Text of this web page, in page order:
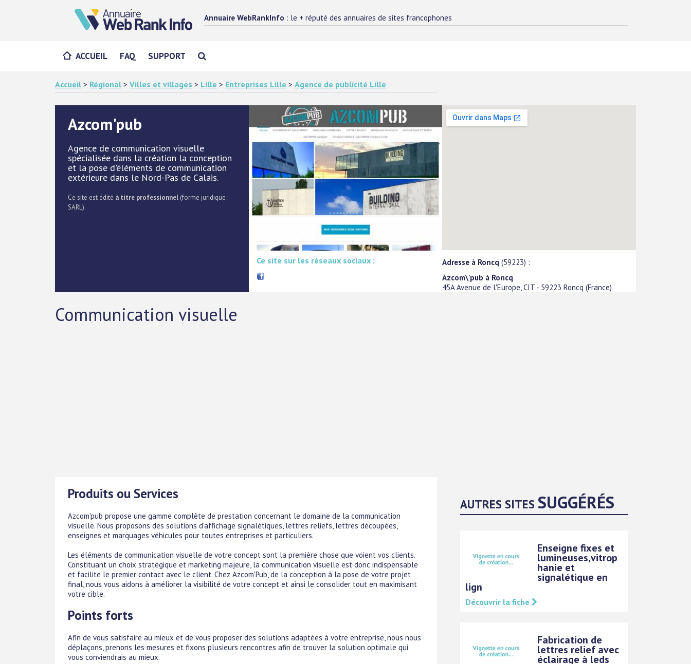
Annuaire WebRankInfo : le + réputé des annuaires de sites francophones
ACCUEIL FAQ SUPPORT
Accueil > Régional > Villes et villages > Lille > Entreprises Lille > Agence de publicité Lille
Azcom'pub
Agence de communication visuelle
spécialisée dans la création la conception
et la pose d'éléments de communication
extérieure dans le Nord-Pas de Calais.
Ce site est édité à titre professionnel (forme juridique :
SARL).
Ce site sur les réseaux sociaux : Adresse à Roncq (59223) :
Azcom\'pub à Roncq
45A Avenue de l'Europe, CIT - 59223 Roncq (France)
Communication visuelle
Produits ou Services
Azcom'pub propose une gamme complète de prestation concernant le domaine de la communication
visuelle. Nous proposons des solutions d'affichage signalétiques, lettres reliefs, lettres découpées,
enseignes et marquages véhicules pour toutes entreprises et particuliers.
Les éléments de communication visuelle de votre concept sont la première chose que voient vos clients.
Constituant un choix stratégique et marketing majeure, la communication visuelle est donc indispensable
et facilite le premier contact avec le client. Chez Azcom'Pub, de la conception à la pose de votre projet
final, nous vous aidons à améliorer la visibilité de votre concept et ainsi le consolider tout en maximisant
votre cible.
Points forts
Afin de vous satisfaire au mieux et de vous proposer des solutions adaptées à votre entreprise, nous nous
déplaçons, prenons les mesures et fixons plusieurs rencontres afin de trouver la solution optimale qui
vous conviendrais au mieux.
AUTRES SITESSUGGÉRÉS
Enseigne fixes et
lumineuses,vitrop
hanie et
signalétique en
lign
Découvrir la fiche
Fabrication de
lettres relief avec
éclairage à leds